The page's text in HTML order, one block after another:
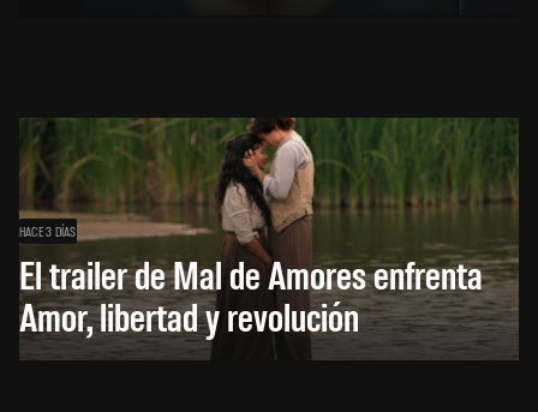
HACE 3 DÍAS
El trailer de Mal de Amores enfrenta
Amor, libertad y revolución